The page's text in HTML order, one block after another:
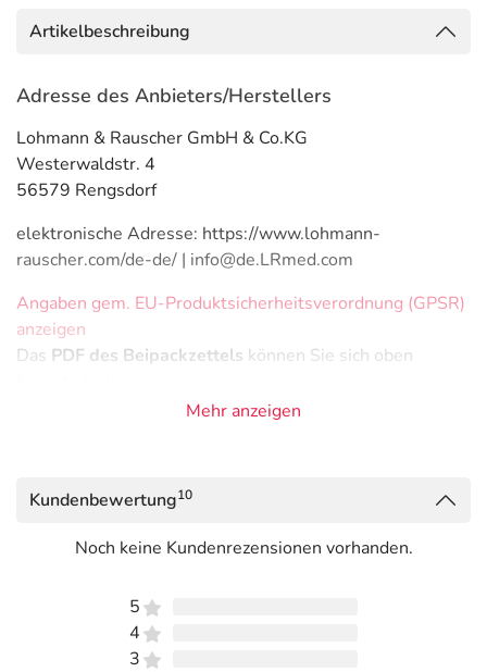
Artikelbeschreibung
Adresse des Anbieters/Herstellers
Lohmann & Rauscher GmbH & Co.KG
Westerwaldstr. 4
56579 Rengsdorf
elektronische Adresse: https://www.lohmann-
rauscher.com/de-de/ | info@de.LRmed.com
Angaben gem. EU-Produktsicherheitsverordnung (GPSR)
anzeigen
Das PDF des Beipackzettels können Sie sich oben
Mehr anzeigen
Kundenbewertung10
Noch keine Kundenrezensionen vorhanden.
5
4
3